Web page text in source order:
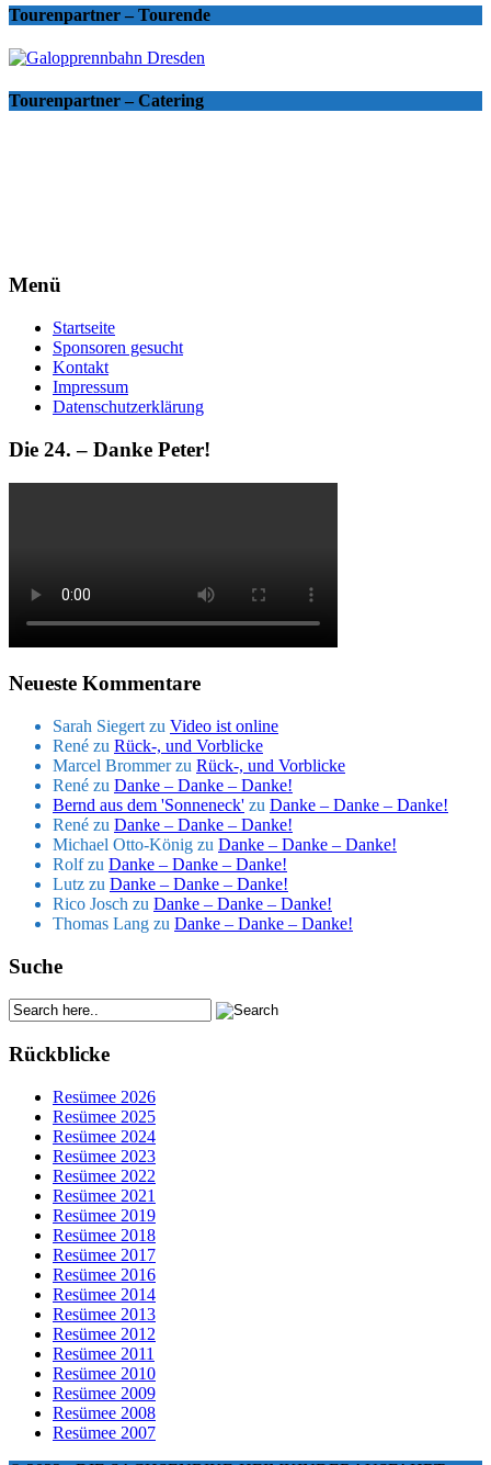
Tourenpartner – Tourende
Tourenpartner – Catering
Menü
Startseite
Sponsoren gesucht
Kontakt
Impressum
Datenschutzerklärung
Die 24. – Danke Peter!
Neueste Kommentare
Sarah Siegert zu Video ist online
René zu Rück-, und Vorblicke
Marcel Brommerzu Rück-, und Vorblicke
René zu Danke – Danke – Danke!
Bernd aus dem 'Sonneneck' zu Danke – Danke – Danke!
René zu Danke – Danke – Danke!
Michael Otto-König zu Danke – Danke – Danke!
Rolfzu Danke – Danke – Danke!
Lutz zu Danke – Danke – Danke!
Rico Josch zu Danke – Danke – Danke!
Thomas Lang zu Danke – Danke – Danke!
Suche
Rückblicke
Resümee 2026
Resümee 2025
Resümee 2024
Resümee 2023
Resümee 2022
Resümee 2021
Resümee 2019
Resümee 2018
Resümee 2017
Resümee 2016
Resümee 2014
Resümee 2013
Resümee 2012
Resümee 2011
Resümee 2010
Resümee 2009
Resümee 2008
Resümee 2007